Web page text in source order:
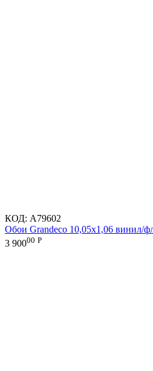
КОД: A79602
Обои Grandeco 10,05х1,06 винил/
3 90000 Р